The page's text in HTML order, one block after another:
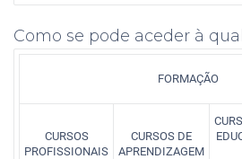
Como se pode aceder à
FORMAÇÃO
CURSOS
PROFISSIONAIS
CURSOS DE
APRENDIZAGEM